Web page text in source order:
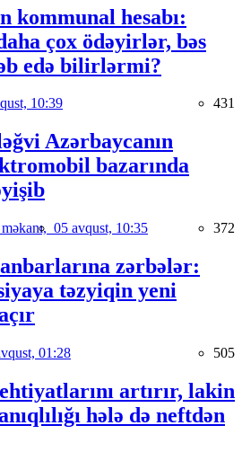
kommunal hesabı:
çox ödəyirlər, bəs
edə bilirlərmi?
10:39 431
Azərbaycanın
bazarında
05 avqust, 10:35 372
zərbələr:
təzyiqin yeni
01:28 505
artırır, lakin
hələ də neftdən